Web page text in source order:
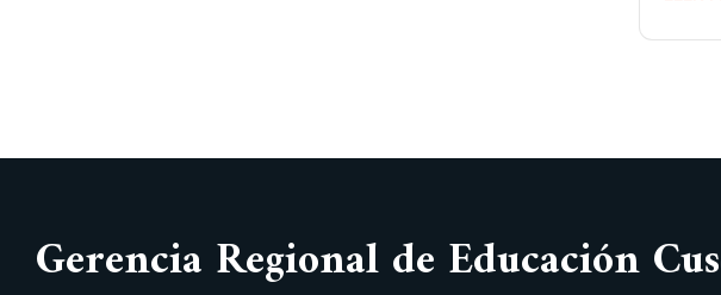
Gerencia Regional de Educación